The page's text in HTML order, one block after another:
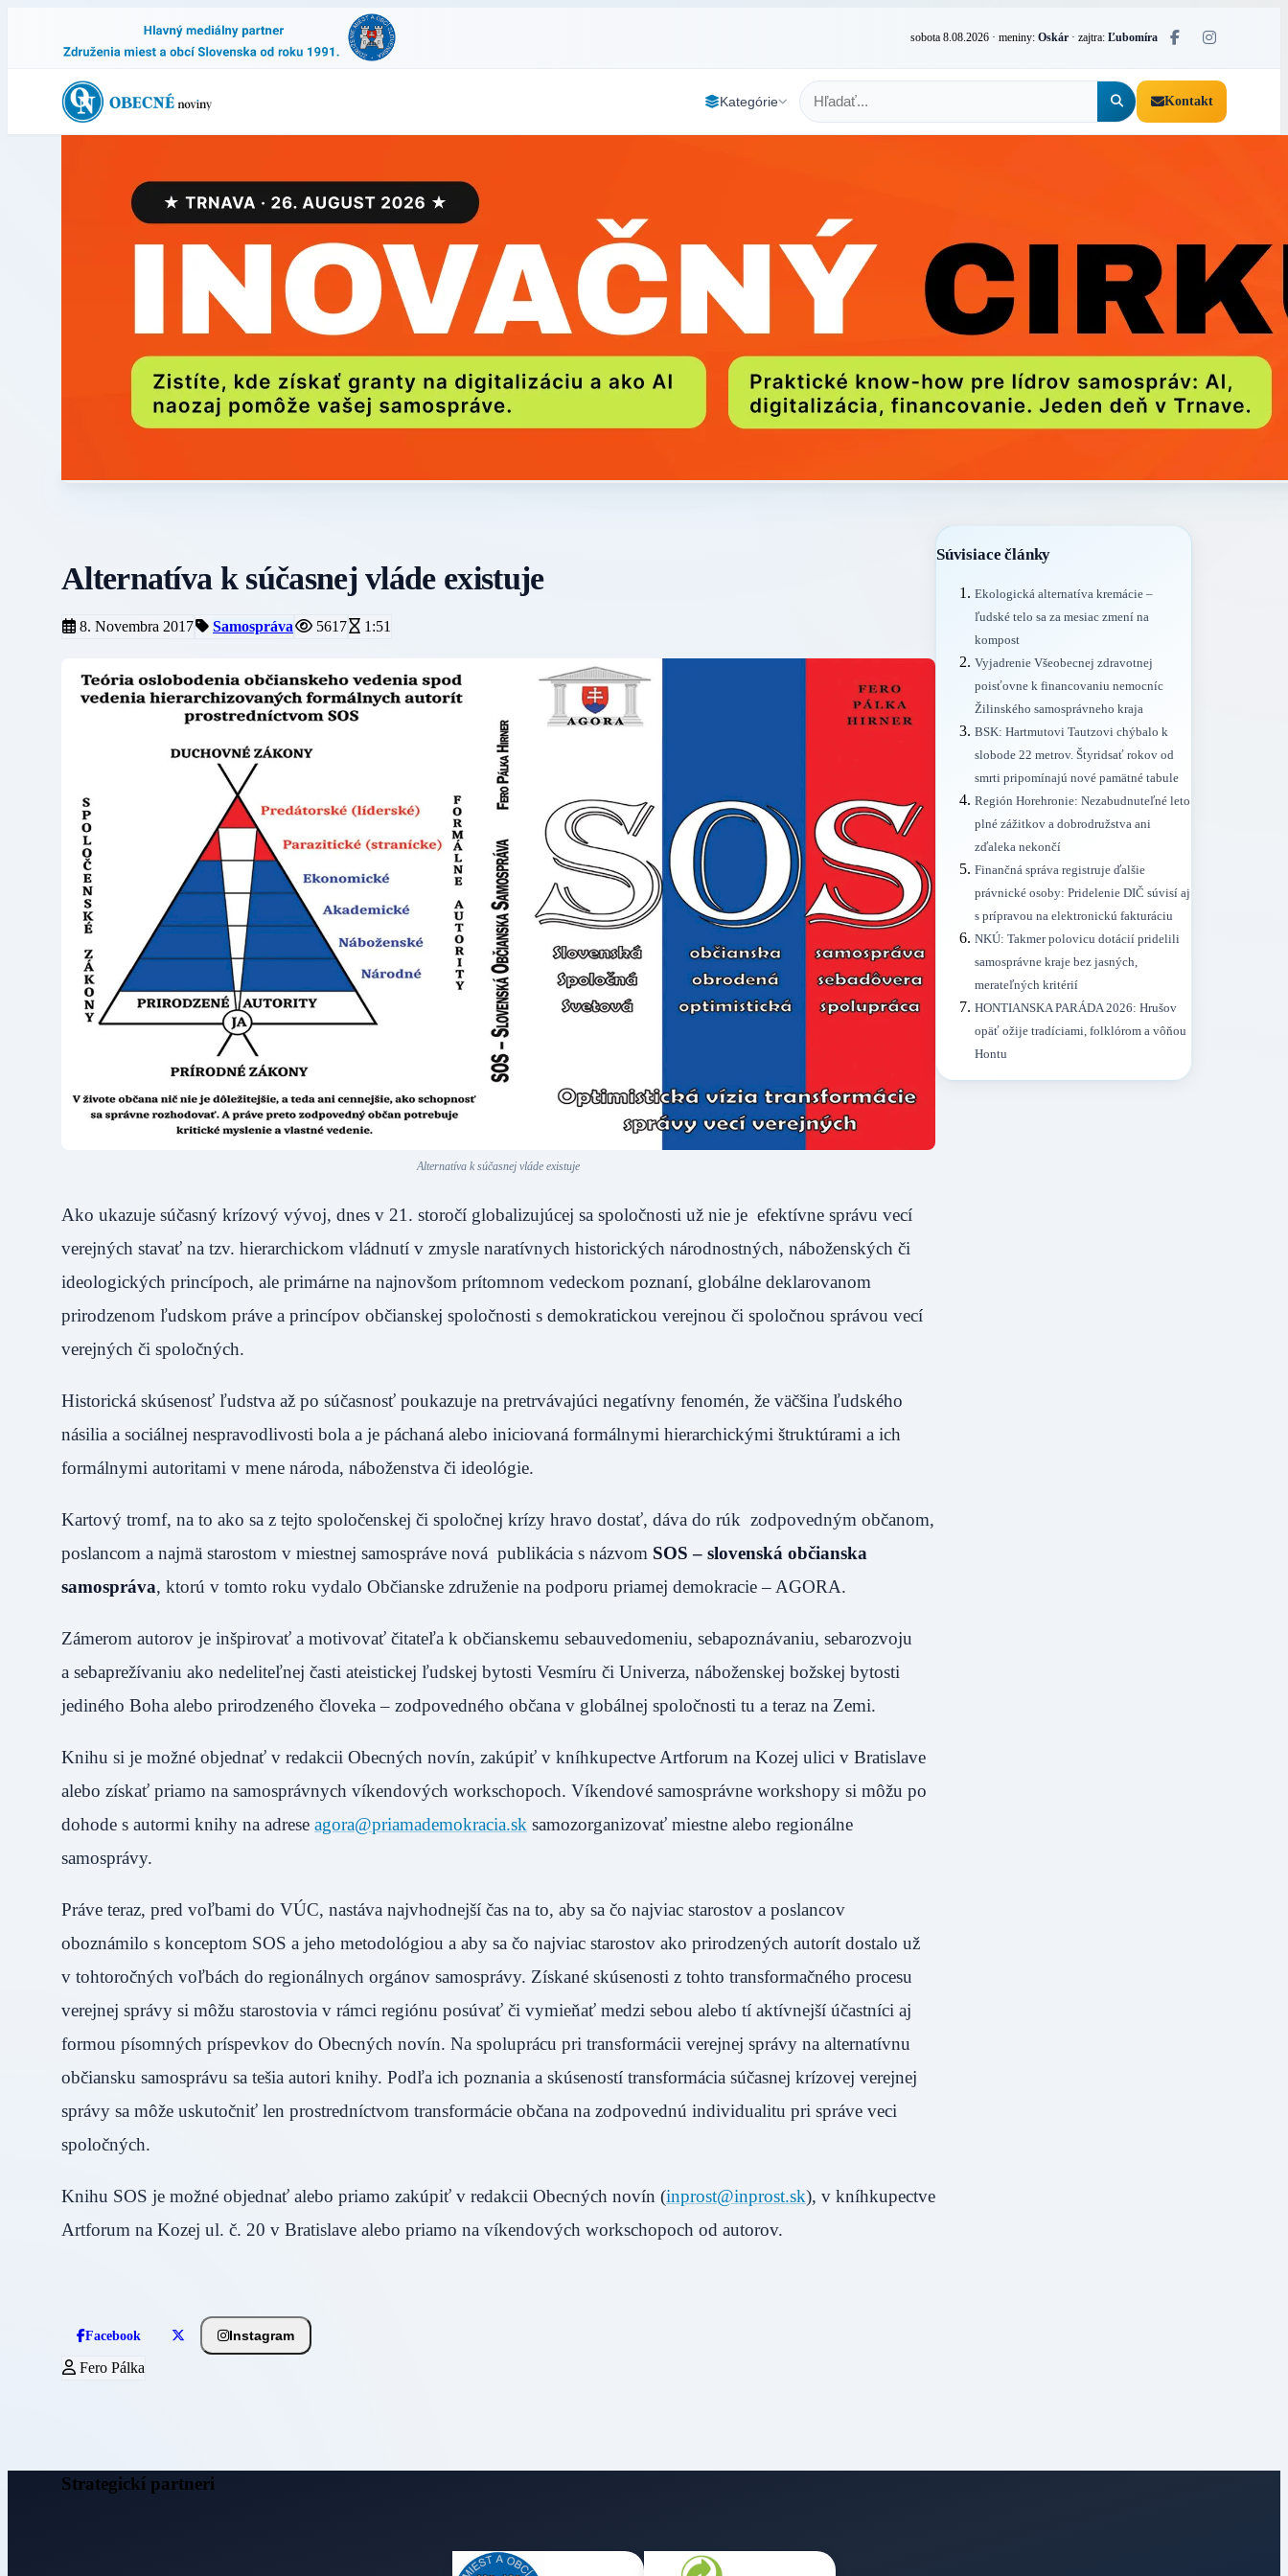
sobota 8.08.2026 · meniny: Oskár · zajtra: Ľubomíra
Kategórie Kontakt
Alternatíva k súčasnej vláde existuje
8. Novembra 2017 Samospráva 5617 1:51
Alternatíva k súčasnej vláde existuje
Ako ukazuje súčasný krízový vývoj, dnes v 21. storočí globalizujúcej sa spoločnosti už nie je efektívne správu vecí
verejných stavať na tzv. hierarchickom vládnutí v zmysle naratívnych historických národnostných, náboženských či
ideologických princípoch, ale primárne na najnovšom prítomnom vedeckom poznaní, globálne deklarovanom
prirodzenom ľudskom práve a princípov občianskej spoločnosti s demokratickou verejnou či spoločnou správou vecí
verejných či spoločných.
Historická skúsenosť ľudstva až po súčasnosť poukazuje na pretrvávajúci negatívny fenomén, že väčšina ľudského
násilia a sociálnej nespravodlivosti bola a je páchaná alebo iniciovaná formálnymi hierarchickými štruktúrami a ich
formálnymi autoritami v mene národa, náboženstva či ideológie.
Kartový tromf, na to ako sa z tejto spoločenskej či spoločnej krízy hravo dostať, dáva do rúk zodpovedným občanom,
poslancom a najmä starostom v miestnej samospráve nová publikácia s názvom SOS – slovenská občianska
samospráva, ktorú v tomto roku vydalo Občianske združenie na podporu priamej demokracie – AGORA.
Zámerom autorov je inšpirovať a motivovať čitateľa k občianskemu sebauvedomeniu, sebapoznávaniu, sebarozvoju
a sebaprežívaniu ako nedeliteľnej časti ateistickej ľudskej bytosti Vesmíru či Univerza, náboženskej božskej bytosti
jediného Boha alebo prirodzeného človeka – zodpovedného občana v globálnej spoločnosti tu a teraz na Zemi.
Knihu si je možné objednať v redakcii Obecných novín, zakúpiť v kníhkupectve Artforum na Kozej ulici v Bratislave
alebo získať priamo na samosprávnych víkendových workschopoch. Víkendové samosprávne workshopy si môžu po
dohode s autormi knihy na adrese agora@priamademokracia.sk samozorganizovať miestne alebo regionálne
samosprávy.
Práve teraz, pred voľbami do VÚC, nastáva najvhodnejší čas na to, aby sa čo najviac starostov a poslancov
oboznámilo s konceptom SOS a jeho metodológiou a aby sa čo najviac starostov ako prirodzených autorít dostalo už
v tohtoročných voľbách do regionálnych orgánov samosprávy. Získané skúsenosti z tohto transformačného procesu
verejnej správy si môžu starostovia v rámci regiónu posúvať či vymieňať medzi sebou alebo tí aktívnejší účastníci aj
formou písomných príspevkov do Obecných novín. Na spoluprácu pri transformácii verejnej správy na alternatívnu
občiansku samosprávu sa tešia autori knihy. Podľa ich poznania a skúseností transformácia súčasnej krízovej verejnej
správy sa môže uskutočniť len prostredníctvom transformácie občana na zodpovednú individualitu pri správe veci
spoločných.
Knihu SOS je možné objednať alebo priamo zakúpiť v redakcii Obecných novín (inprost@inprost.sk), v kníhkupectve
Artforum na Kozej ul. č. 20 v Bratislave alebo priamo na víkendových workschopoch od autorov.
Facebook Instagram
Fero Pálka
Súvisiace články
Ekologická alternatíva kremácie –
ľudské telo sa za mesiac zmení na
kompost
Vyjadrenie Všeobecnej zdravotnej
poisťovne k financovaniu nemocníc
Žilinského samosprávneho kraja
BSK: Hartmutovi Tautzovi chýbalo k
slobode 22 metrov. Štyridsať rokov od
smrti pripomínajú nové pamätné tabule
Región Horehronie: Nezabudnuteľné leto
plné zážitkov a dobrodružstva ani
zďaleka nekončí
Finančná správa registruje ďalšie
právnické osoby: Pridelenie DIČ súvisí aj
s prípravou na elektronickú fakturáciu
NKÚ: Takmer polovicu dotácií pridelili
samosprávne kraje bez jasných,
merateľných kritérií
HONTIANSKA PARÁDA 2026: Hrušov
opäť ožije tradíciami, folklórom a vôňou
Hontu
Strategickí partneri